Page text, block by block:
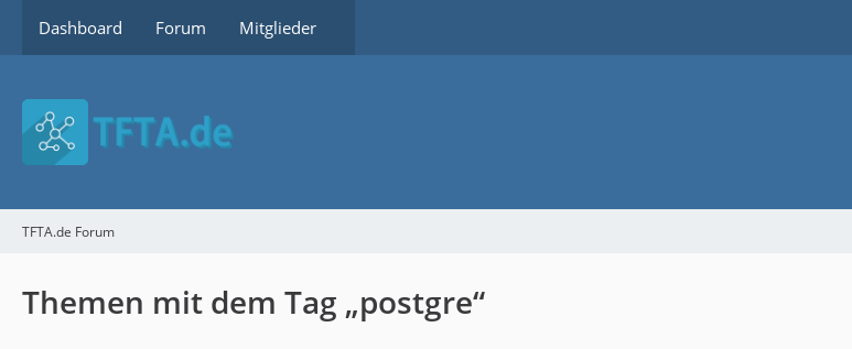
Dashboard Forum Mitglieder
TFTA.de Forum
Themen mit dem Tag „postgre“